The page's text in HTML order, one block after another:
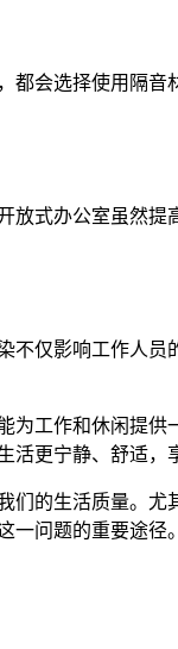
会选择使用隔
式办公室虽然
仅影响工作人
工作和休闲提
更宁静、舒适，
的生活质量。
问题的重要途